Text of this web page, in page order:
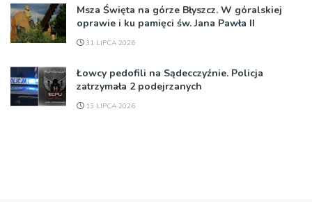
Msza Święta na górze Błyszcz. W góralskiej
oprawie i ku pamięci św. Jana Pawła II
31 LIPCA 2026
Łowcy pedofili na Sądecczyźnie. Policja
zatrzymała 2 podejrzanych
13 LIPCA 2026